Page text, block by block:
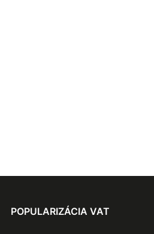
POPULARIZÁCIA VAT